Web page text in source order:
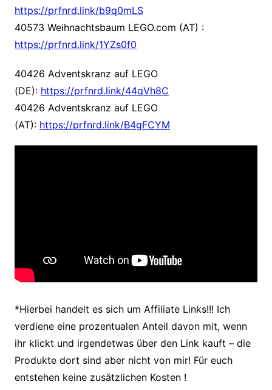
https://prfnrd.link/b9q0mLS
40573 Weihnachtsbaum LEGO.com (AT) :
https://prfnrd.link/1YZs0f0
40426 Adventskranz auf LEGO
(DE): https://prfnrd.link/44qVh8C
40426 Adventskranz auf LEGO
(AT): https://prfnrd.link/B4gFCYM
*Hierbei handelt es sich um Affiliate Links!!! Ich
verdiene eine prozentualen Anteil davon mit, wenn
ihr klickt und irgendetwas über den Link kauft – die
Produkte dort sind aber nicht von mir! Für euch
entstehen keine zusätzlichen Kosten !